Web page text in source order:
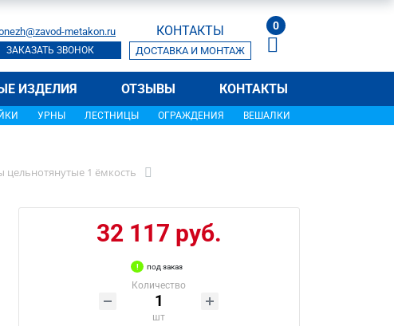
metakon.ru
ЗАКАЗАТЬ ЗВОНОК
КОНТАКТЫ
ДОСТАВКА И МОНТАЖ
0
ИЗДЕЛИЯ ОТЗЫВЫ КОНТАКТЫ
УРНЫ ЛЕСТНИЦЫ ОГРАЖДЕНИЯ ВЕШАЛКИ
цельнотянутые 1 ёмкость
32 117 руб.
под заказ
Количество
шт